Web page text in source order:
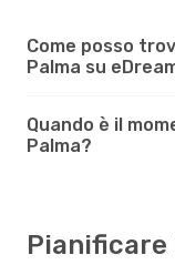
Come posso
Palma su
Quando è il
Palma?
Pianificare